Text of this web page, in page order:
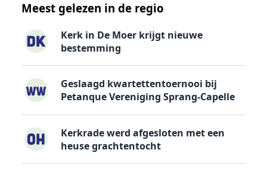
Meest gelezen in de regio
Kerk in De Moer krijgt nieuwe
bestemming
Geslaagd kwartettentoernooi bij
Petanque Vereniging Sprang-Capelle
Kerkrade werd afgesloten met een
heuse grachtentocht